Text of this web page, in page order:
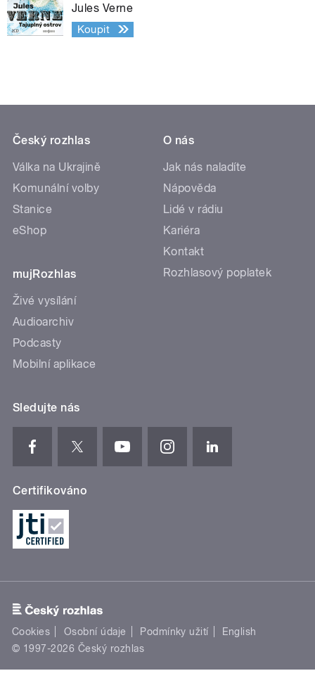
Jules Verne
Koupit
Český rozhlas
Válka na Ukrajině
Komunální volby
Stanice
eShop
mujRozhlas
Živé vysílání
Audioarchiv
Podcasty
Mobilní aplikace
O nás
Jak nás naladíte
Nápověda
Lidé v rádiu
Kariéra
Kontakt
Rozhlasový poplatek
Sledujte nás
Certifikováno
Cookies Osobní údaje Podmínky užití
English
© 1997-2026 Český rozhlas